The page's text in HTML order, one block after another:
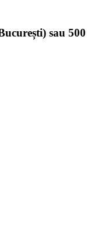
sau